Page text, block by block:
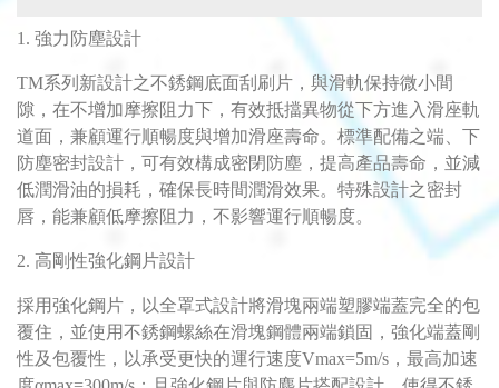
1. 強力防塵設計
TM系列新設計之不銹鋼底面刮刷片，與滑軌保持微小間
隙，在不增加摩擦阻力下，有效抵擋異物從下方進入滑座軌
道面，兼顧運行順暢度與增加滑座壽命。標準配備之端、下
防塵密封設計，可有效構成密閉防塵，提高產品壽命，並減
低潤滑油的損耗，確保長時間潤滑效果。特殊設計之密封
唇，能兼顧低摩擦阻力，不影響運行順暢度。
2. 高剛性強化鋼片設計
採用強化鋼片，以全罩式設計將滑塊兩端塑膠端蓋完全的包
覆住，並使用不銹鋼螺絲在滑塊鋼體兩端鎖固，強化端蓋剛
性及包覆性，以承受更快的運行速度Vmax=5m/s，最高加速